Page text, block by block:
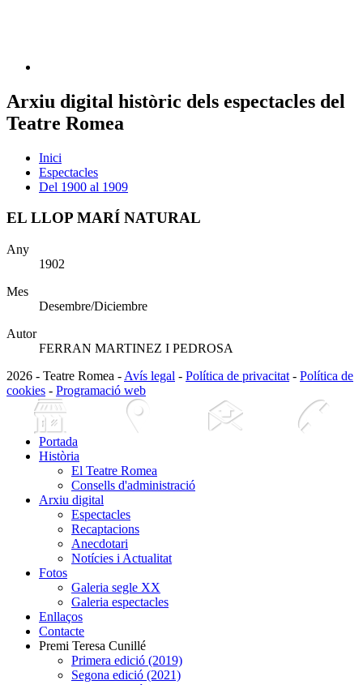
Arxiu digital històric dels espectacles del
Teatre Romea
Inici
Espectacles
Del 1900 al 1909
EL LLOP MARÍ NATURAL
Any
1902
Mes
Desembre/Diciembre
Autor
FERRAN MARTINEZ I PEDROSA
2026 - Teatre Romea - Avís legal - Política de privacitat - Política de
cookies - Programació web
Portada
Història
El Teatre Romea
Consells d'administració
Arxiu digital
Espectacles
Recaptacions
Anecdotari
Notícies i Actualitat
Fotos
Galeria segle XX
Galeria espectacles
Enllaços
Contacte
Premi Teresa Cunillé
Primera edició (2019)
Segona edició (2021)